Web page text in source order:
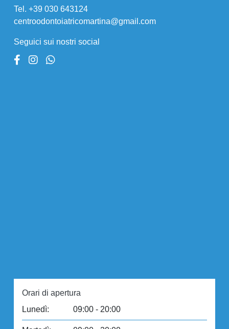
Tel. +39 030 643124
centroodontoiatricomartina@gmail.com
Seguici sui nostri social
Orari di apertura
Lunedì:
09:00 - 20:00